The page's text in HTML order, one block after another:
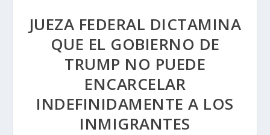
JUEZA FEDERAL DICTAMINA
QUE EL GOBIERNO DE
TRUMP NO PUEDE
ENCARCELAR
INDEFINIDAMENTE A LOS
INMIGRANTES